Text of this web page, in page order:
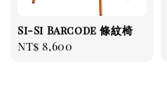
Si-Si Barcode 條紋椅
Regular
NT$ 8,600